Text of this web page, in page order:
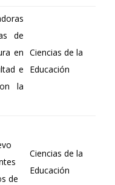
de
en
e
la
Ciencias de la
Educación
de
Ciencias de la
Educación